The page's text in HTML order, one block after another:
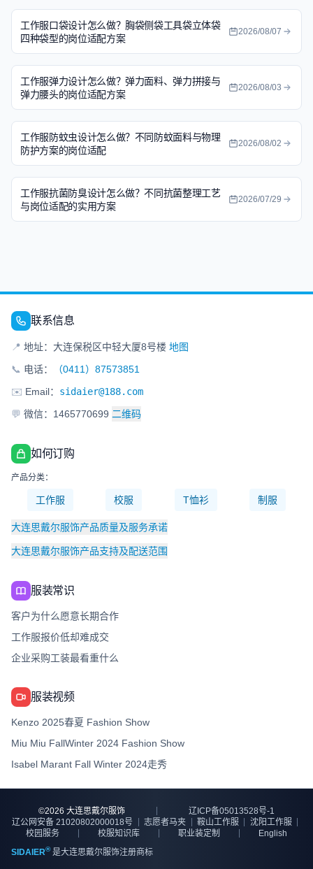
工作服口袋设计怎么做？胸袋侧袋工具袋立体袋
四种袋型的岗位适配方案
2026/08/07
工作服弹力设计怎么做？弹力面料、弹力拼接与
弹力腰头的岗位适配方案
2026/08/03
工作服防蚊虫设计怎么做？不同防蚊面料与物理
防护方案的岗位适配
2026/08/02
工作服抗菌防臭设计怎么做？不同抗菌整理工艺
与岗位适配的实用方案
2026/07/29
联系信息
📍 地址：大连保税区中轻大厦8号楼 地图
📞 电话：
（0411）87573851
✉️ Email： sidaier@188.com
💬 微信：1465770699 二维码
如何订购
产品分类：
工作服 校服 T恤衫 制服
大连思戴尔服饰产品质量及服务承诺
大连思戴尔服饰产品支持及配送范围
服装常识
客户为什么愿意长期合作
工作服报价低却难成交
企业采购工装最看重什么
服装视频
Kenzo 2025春夏 Fashion Show
Miu Miu FallWinter 2024 Fashion Show
Isabel Marant Fall Winter 2024走秀
©2026 大连思戴尔服饰
辽ICP备05013528号-1
辽公网安备 21020802000018号
志愿者马夹 鞍山工作服
沈阳工作服
校园服务
校服知识库 职业装定制
English
SIDAIER®是大连思戴尔服饰注册商标